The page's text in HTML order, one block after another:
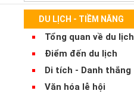
DU LỊCH - TIỀM NĂNG
Tổng quan về du lịch
Điểm đến du lịch
Di tích - Danh thắng
Văn hóa lễ hội